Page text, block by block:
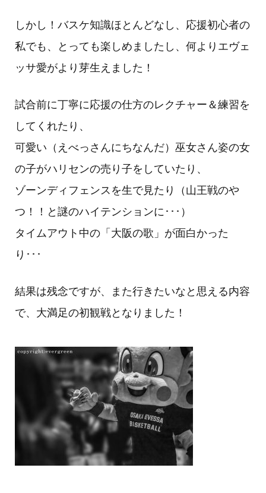
しかし！バスケ知識ほとんどなし、応援初心者の
私でも、とっても楽しめましたし、何よりエヴェ
ッサ愛がより芽生えました！
試合前に丁寧に応援の仕方のレクチャー＆練習を
してくれたり、
可愛い（えべっさんにちなんだ）巫女さん姿の女
の子がハリセンの売り子をしていたり、
ゾーンディフェンスを生で見たり（山王戦のや
つ！！と謎のハイテンションに･･･）
タイムアウト中の「大阪の歌」が面白かった
り･･･
結果は残念ですが、また行きたいなと思える内容
で、大満足の初観戦となりました！